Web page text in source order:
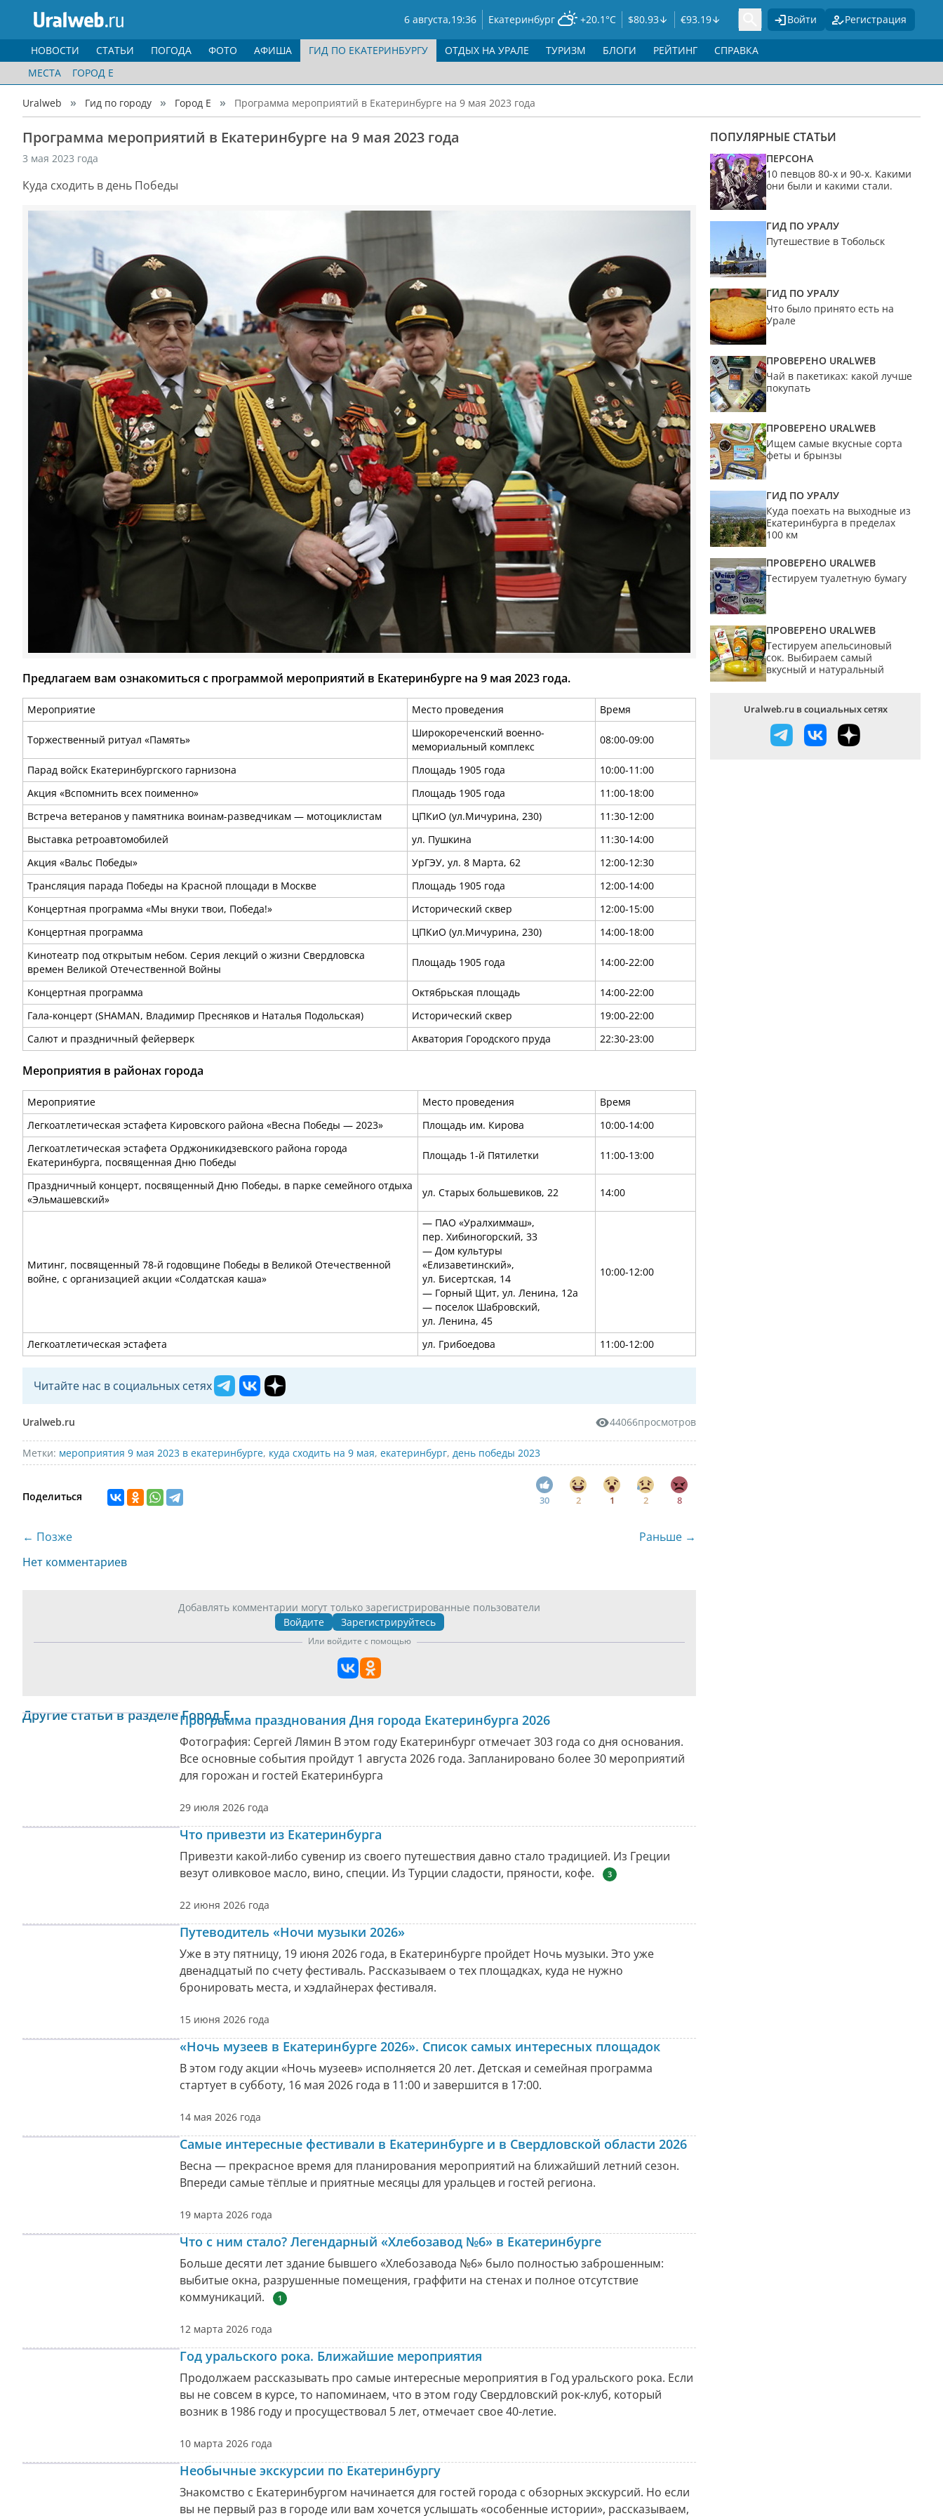
6 августа,19:36 Екатеринбург +20.1°C $80.93 €93.19 Войти Регистрация
НОВОСТИ СТАТЬИ ПОГОДА ФОТО АФИША
ГИД ПО ЕКАТЕРИНБУРГУ
МЕСТА
ГОРОД Е
ОТДЫХ НА УРАЛЕ ТУРИЗМ БЛОГИ РЕЙТИНГ СПРАВКА
Uralweb Гид по городу Город Е Программа мероприятий в Екатеринбурге на 9 мая 2023 года
Программа мероприятий в Екатеринбурге на 9 мая 2023 года
3 мая 2023 года
Куда сходить в день Победы
Предлагаем вам ознакомиться с программой мероприятий в Екатеринбурге на 9 мая 2023 года.
Мероприятие Место проведения Время
Торжественный ритуал «Память»
Широкореченский военно-
мемориальный комплекс
08:00-09:00
Парад войск Екатеринбургского гарнизона Площадь 1905 года
10:00-11:00
Акция «Вспомнить всех поименно»
Площадь 1905 года
11:00-18:00
Встреча ветеранов у памятника воинам-разведчикам — мотоциклистам
ЦПКиО (ул.Мичурина, 230)
11:30-12:00
Выставка ретроавтомобилей
ул. Пушкина
11:30-14:00
Акция «Вальс Победы»
УрГЭУ, ул. 8 Марта, 62
12:00-12:30
Трансляция парада Победы на Красной площади в Москве
Площадь 1905 года
12:00-14:00
Концертная программа «Мы внуки твои, Победа!»
Исторический сквер
12:00-15:00
Концертная программа
ЦПКиО (ул.Мичурина, 230)
14:00-18:00
Кинотеатр под открытым небом. Серия лекций о жизни Свердловска
времен Великой Отечественной Войны
Площадь 1905 года 14:00-22:00
Концертная программа Октябрьская площадь
14:00-22:00
Гала-концерт (SHAMAN, Владимир Пресняков и Наталья Подольская)
Исторический сквер
19:00-22:00
Салют и праздничный фейерверк
Акватория Городского пруда 22:30-23:00
Мероприятия в районах города
Мероприятие Место проведения
Время
Легкоатлетическая эстафета Кировского района «Весна Победы — 2023»
Площадь им. Кирова
10:00-14:00
Легкоатлетическая эстафета Орджоникидзевского района города
Екатеринбурга, посвященная Дню Победы
Площадь 1-й Пятилетки 11:00-13:00
Праздничный концерт, посвященный Дню Победы, в парке семейного отдыха
«Эльмашевский»
ул. Старых большевиков, 22 14:00
Митинг, посвященный 78-й годовщине Победы в Великой Отечественной
войне, с организацией акции «Солдатская каша»
— ПАО «Уралхиммаш»,
пер. Хибиногорский, 33
— Дом культуры
«Елизаветинский»,
ул. Бисертская, 14
— Горный Щит, ул. Ленина, 12а
— поселок Шабровский,
ул. Ленина, 45
10:00-12:00
Легкоатлетическая эстафета ул. Грибоедова 11:00-12:00
Читайте нас в социальных сетях
Uralweb.ru 44066просмотров
Метки: мероприятия 9 мая 2023 в екатеринбурге, куда сходить на 9 мая, екатеринбург, день победы 2023
Поделиться 30 2 1 2 8
← Позже
Раньше →
Нет комментариев
Добавлять комментарии могут только зарегистрированные пользователи
Войдите
Зарегистрируйтесь
Или войдите с помощью
Другие статьи в разделе Город ЕПрограмма празднования Дня города Екатеринбурга 2026
Фотография: Сергей Лямин В этом году Екатеринбург отмечает 303 года со дня основания.
Все основные события пройдут 1 августа 2026 года. Запланировано более 30 мероприятий
для горожан и гостей Екатеринбурга
29 июля 2026 года
Что привезти из Екатеринбурга
Привезти какой-либо сувенир из своего путешествия давно стало традицией. Из Греции
везут оливковое масло, вино, специи. Из Турции сладости, пряности, кофе.
3
22 июня 2026 года
Путеводитель «Ночи музыки 2026»
Уже в эту пятницу, 19 июня 2026 года, в Екатеринбурге пройдет Ночь музыки. Это уже
двенадцатый по счету фестиваль. Рассказываем о тех площадках, куда не нужно
бронировать места, и хэдлайнерах фестиваля.
15 июня 2026 года
«Ночь музеев в Екатеринбурге 2026». Список самых интересных площадок
В этом году акции «Ночь музеев» исполняется 20 лет. Детская и семейная программа
стартует в субботу, 16 мая 2026 года в 11:00 и завершится в 17:00.
14 мая 2026 года
Самые интересные фестивали в Екатеринбурге и в Свердловской области 2026
Весна — прекрасное время для планирования мероприятий на ближайший летний сезон.
Впереди самые тёплые и приятные месяцы для уральцев и гостей региона.
19 марта 2026 года
Что с ним стало? Легендарный «Хлебозавод №6» в Екатеринбурге
Больше десяти лет здание бывшего «Хлебозавода №6» было полностью заброшенным:
выбитые окна, разрушенные помещения, граффити на стенах и полное отсутствие
коммуникаций.
1
12 марта 2026 года
Год уральского рока. Ближайшие мероприятия
Продолжаем рассказывать про самые интересные мероприятия в Год уральского рока. Если
вы не совсем в курсе, то напоминаем, что в этом году Свердловский рок-клуб, который
возник в 1986 году и просуществовал 5 лет, отмечает свое 40-летие.
10 марта 2026 года
Необычные экскурсии по Екатеринбургу
Знакомство с Екатеринбургом начинается для гостей города с обзорных экскурсий. Но если
вы не первый раз в городе или вам хочется услышать «особенные истории», рассказываем,
ПОПУЛЯРНЫЕ СТАТЬИ
ПЕРСОНА
10 певцов 80-х и 90-х. Какими
они были и какими стали.
ГИД ПО УРАЛУ
Путешествие в Тобольск
ГИД ПО УРАЛУ
Что было принято есть на
Урале
ПРОВЕРЕНО URALWEB
Чай в пакетиках: какой лучше
покупать
ПРОВЕРЕНО URALWEB
Ищем самые вкусные сорта
феты и брынзы
ГИД ПО УРАЛУ
Куда поехать на выходные из
Екатеринбурга в пределах
100 км
ПРОВЕРЕНО URALWEB
Тестируем туалетную бумагу
ПРОВЕРЕНО URALWEB
Тестируем апельсиновый
сок. Выбираем самый
вкусный и натуральный
Uralweb.ru в социальных сетях